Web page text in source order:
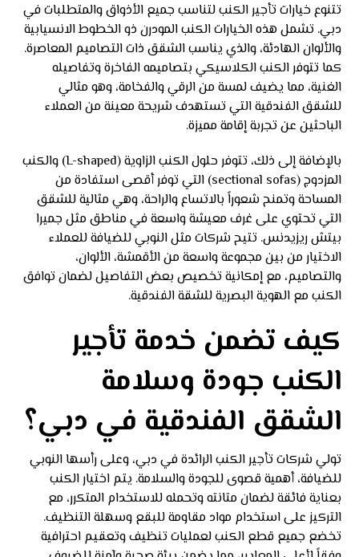
تتنوع خيارات تأجير الكنب لتناسب جميع الأذواق والمتطلبات في
دبي. تشمل هذه الخيارات الكنب المودرن ذو الخطوط الانسيابية
والألوان الهادئة، والذي يناسب الشقق ذات التصاميم المعاصرة.
كما تتوفر الكنب الكلاسيكي بتصاميمه الفاخرة وتفاصيله
الغنية، مما يضيف لمسة من الرقي والفخامة، وهو مثالي
للشقق الفندقية التي تستهدف شريحة معينة من العملاء
الباحثين عن تجربة إقامة مميزة.
بالإضافة إلى ذلك، تتوفر حلول الكنب الزاوية (L-shaped) والكنب
المزدوج (sectional sofas) التي توفر أقصى استفادة من
المساحة وتمنح شعوراً بالاتساع والراحة، وهي مثالية للشقق
التي تحتوي على غرف معيشة واسعة في مناطق مثل جميرا
بيتش ريزيدنس. تتيح شركات مثل النوبي للضيافة للعملاء
الاختيار من بين مجموعة واسعة من الأقمشة، الألوان،
والتصاميم، مع إمكانية تخصيص بعض التفاصيل لضمان توافق
الكنب مع الهوية البصرية للشقة الفندقية.
كيف تضمن خدمة تأجير
الكنب جودة وسلامة
الشقق الفندقية في دبي؟
تولي شركات تأجير الكنب الرائدة في دبي، وعلى رأسها النوبي
للضيافة، أهمية قصوى للجودة والسلامة. يتم اختيار الكنب
بعناية فائقة لضمان متانته وتحمله للاستخدام المتكرر، مع
التركيز على استخدام مواد مقاومة للبقع وسهلة التنظيف.
تخضع جميع قطع الكنب لعمليات تنظيف وتعقيم احترافية